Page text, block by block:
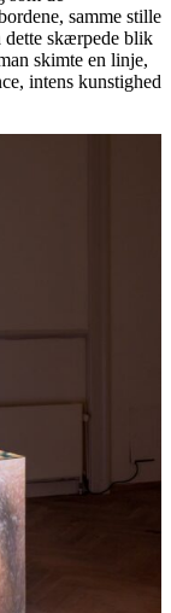
samme stille
dette skærpede blik
skimte en linje,
intens kunstighed